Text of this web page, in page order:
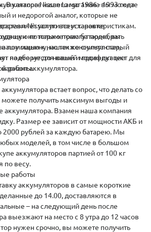
В каталоге нашего магазина вы можете
и недорогой аналог, которые не
Nissan по всем характеристикам.
по параметрам батарею, вы
помощью к нашим консультантам,
подберут для вашей модификации
аккумулятора.
Nissan Largo 1986 - 1993 года
услуги по установке
не только помогут подобрать
машину, но также снимут старый
на его место новый и проведут тест для
работы.
встает вопрос, что делать со
можете получить максимум выгоды и
аккумулятора. Взамен наша компания
Размер ее зависит от мощности АКБ и
2000 рублей за каждую батарею. Мы
моделей, в том числе в большом
аккумуляторов партией от 100 кг
по весу.
работы
аккумуляторов в самые короткие
до 14.00, доставляются в
– на следующий день после
выезжают на место с 8 утра до 12 часов
нужен срочно, вы можете получить